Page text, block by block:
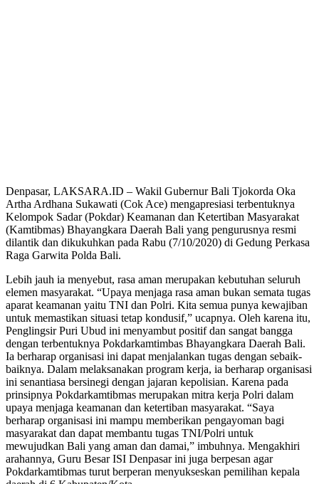
Denpasar, LAKSARA.ID – Wakil Gubernur Bali Tjokorda Oka
Artha Ardhana Sukawati (Cok Ace) mengapresiasi terbentuknya
Kelompok Sadar (Pokdar) Keamanan dan Ketertiban Masyarakat
(Kamtibmas) Bhayangkara Daerah Bali yang pengurusnya resmi
dilantik dan dikukuhkan pada Rabu (7/10/2020) di Gedung Perkasa
Raga Garwita Polda Bali.
Lebih jauh ia menyebut, rasa aman merupakan kebutuhan seluruh
elemen masyarakat. “Upaya menjaga rasa aman bukan semata tugas
aparat keamanan yaitu TNI dan Polri. Kita semua punya kewajiban
untuk memastikan situasi tetap kondusif,” ucapnya. Oleh karena itu,
Penglingsir Puri Ubud ini menyambut positif dan sangat bangga
dengan terbentuknya Pokdarkamtimbas Bhayangkara Daerah Bali.
Ia berharap organisasi ini dapat menjalankan tugas dengan sebaik-
baiknya. Dalam melaksanakan program kerja, ia berharap organisasi
ini senantiasa bersinegi dengan jajaran kepolisian. Karena pada
prinsipnya Pokdarkamtibmas merupakan mitra kerja Polri dalam
upaya menjaga keamanan dan ketertiban masyarakat. “Saya
berharap organisasi ini mampu memberikan pengayoman bagi
masyarakat dan dapat membantu tugas TNI/Polri untuk
mewujudkan Bali yang aman dan damai,” imbuhnya. Mengakhiri
arahannya, Guru Besar ISI Denpasar ini juga berpesan agar
Pokdarkamtibmas turut berperan menyukseskan pemilihan kepala